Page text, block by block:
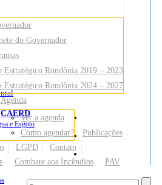
CAERD
e Esgoto
Sites
do Governador
Estratégico Rondônia 2019 – 2023
Estratégico Rondônia 2024 – 2027
Agenda
Ver a agenda
Como agendar?
Publicações
LGPD
Contato
Combate aos Incêndios PAV